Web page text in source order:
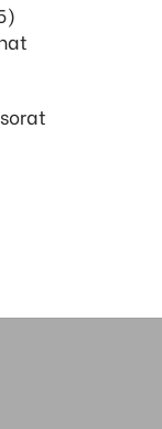
les 8:15)
16:00)